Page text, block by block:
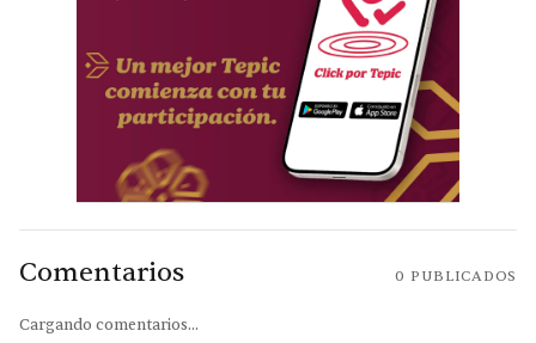
Comentarios 0 PUBLICADOS
Cargando comentarios...